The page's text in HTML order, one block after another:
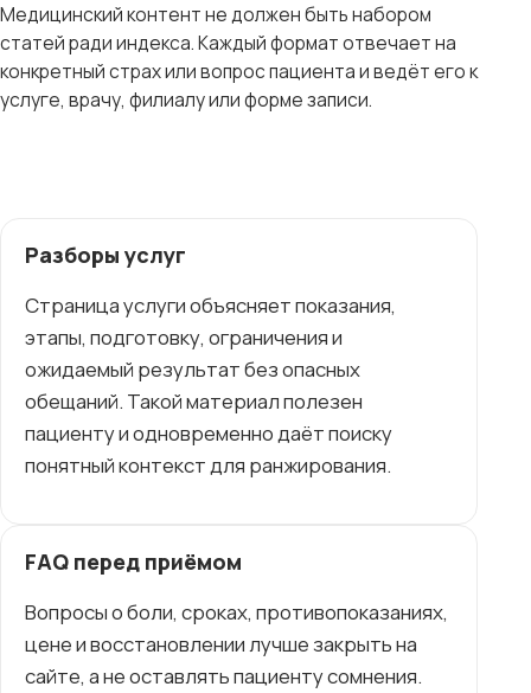
Медицинский контент не должен быть набором
статей ради индекса. Каждый формат отвечает на
конкретный страх или вопрос пациента и ведёт его к
услуге, врачу, филиалу или форме записи.
Разборы услуг
Страница услуги объясняет показания,
этапы, подготовку, ограничения и
ожидаемый результат без опасных
обещаний. Такой материал полезен
пациенту и одновременно даёт поиску
понятный контекст для ранжирования.
FAQ перед приёмом
Вопросы о боли, сроках, противопоказаниях,
цене и восстановлении лучше закрыть на
сайте, а не оставлять пациенту сомнения.